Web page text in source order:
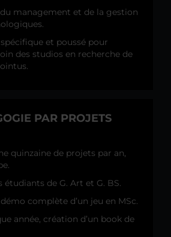
management et de la gestion
et poussé pour
des studios en recherche de
PAR PROJETS
quinzaine de projets par an,
étudiants de G. Art et G. BS.
démo complète d’un jeu en MSc.
année, création d’un book de